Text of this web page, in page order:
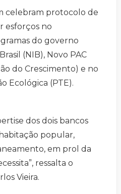
celebram protocolo de
esforços no
do governo
(NIB), Novo PAC
do Crescimento) e no
Ecológica (PTE).
dos dois bancos
popular,
em prol da
ressalta o
Vieira.